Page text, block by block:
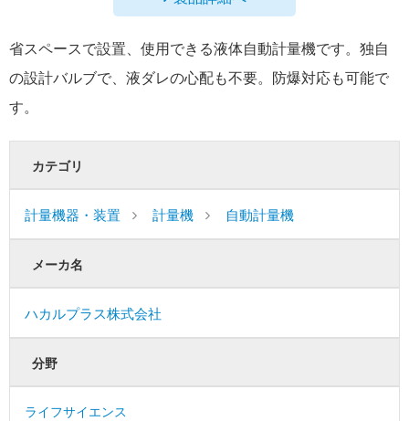
省スペースで設置、使用できる液体自動計量機です。独自
の設計バルブで、液ダレの心配も不要。防爆対応も可能で
す。
カテゴリ
計量機器・装置 計量機 自動計量機
メーカ名
ハカルプラス株式会社
分野
ライフサイエンス